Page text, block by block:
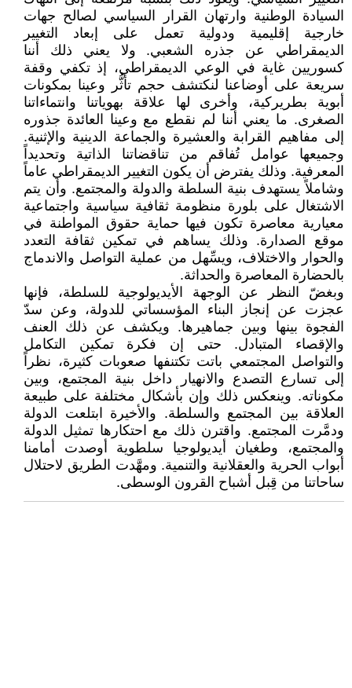
السيادة الوطنية وارتهان القرار السياسي لصالح جهات
خارجية إقليمية ودولية تعمل على إبعاد التغيير
الديمقراطي عن جذره الشعبي. ولا يعني ذلك أننا
كسوريين غاية في الوعي الديمقراطي، إذ تكفي وقفة
سريعة على أوضاعنا لنكتشف حجم تأثُّر وعينا بمكونات
أبوية بطريركية، وأخرى لها علاقة بهوياتنا وانتماءاتنا
الصغرى. ما يعني أننا لم نقطع مع وعينا العائدة جذوره
إلى مفاهيم القرابة والعشيرة والجماعة الدينية والإثنية.
وجميعها عوامل تُفاقم من تناقضاتنا الذاتية وتحديداً
المعرفية. وذلك يفترض أن يكون التغيير الديمقراطي عاماً
وشاملاً يستهدف بنية السلطة والدولة والمجتمع. وأن يتم
الاشتغال على بلورة منظومة ثقافية سياسية واجتماعية
معيارية معاصرة تكون فيها حماية حقوق المواطنة في
موقع الصدارة. وذلك يساهم في تمكين ثقافة التعدد
والحوار والاختلاف، ويسِّهل من عملية التواصل والاندماج
بالحضارة المعاصرة والحداثة.
وبغضّ النظر عن الوجهة الأيديولوجية للسلطة، فإنها
عجزت عن إنجاز البناء المؤسساتي للدولة، وعن سدّ
الفجوة بينها وبين جماهيرها. ويكشف عن ذلك العنف
والإقصاء المتبادل. حتى إن فكرة تمكين التكامل
والتواصل المجتمعي باتت تكتنفها صعوبات كثيرة، نظراً
إلى تسارع التصدع والانهيار داخل بنية المجتمع، وبين
مكوناته. وينعكس ذلك وإن بأشكال مختلفة على طبيعة
العلاقة بين المجتمع والسلطة. والأخيرة ابتلعت الدولة
ودمَّرت المجتمع. واقترن ذلك مع احتكارها تمثيل الدولة
والمجتمع، وطغيان أيديولوجيا سلطوية أوصدت أمامنا
أبواب الحرية والعقلانية والتنمية. ومهَّدت الطريق لاحتلال
ساحاتنا من قِبل أشباح القرون الوسطى.